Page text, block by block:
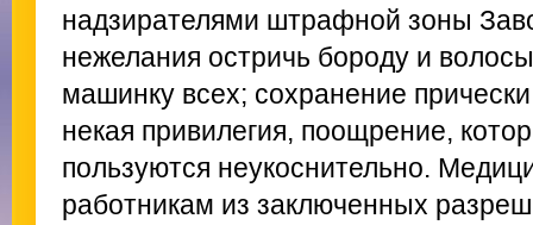
надзирателями штрафной зоны
нежелания остричь бороду и
машинку всех; сохранение
некая привилегия, поощрение,
пользуются неукоснительно.
работникам из заключенных